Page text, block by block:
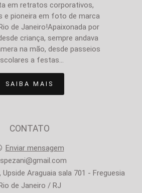
em retratos corporativos,
e pioneira em foto de marca
de Janeiro!Apaixonada por
criança, sempre andava
na mão, desde passeios
a festas...
SAIBA MAIS
CONTATO
Enviar mensagem
Upside Araguaia sala 701 - Freguesia
de Janeiro / RJ